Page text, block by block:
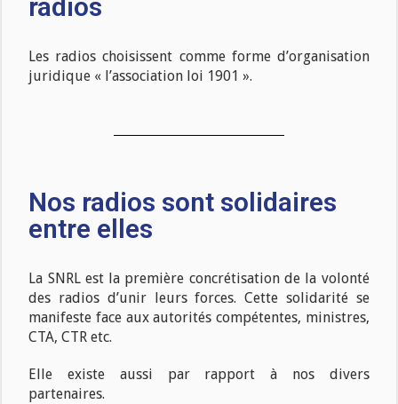
radios
Les radios choisissent comme forme d’organisation
juridique « l’association loi 1901 ».
Nos radios sont solidaires
entre elles
La SNRL est la première concrétisation de la volonté
des radios d’unir leurs forces. Cette solidarité se
manifeste face aux autorités compétentes, ministres,
CTA, CTR etc.
Elle existe aussi par rapport à nos divers
partenaires.